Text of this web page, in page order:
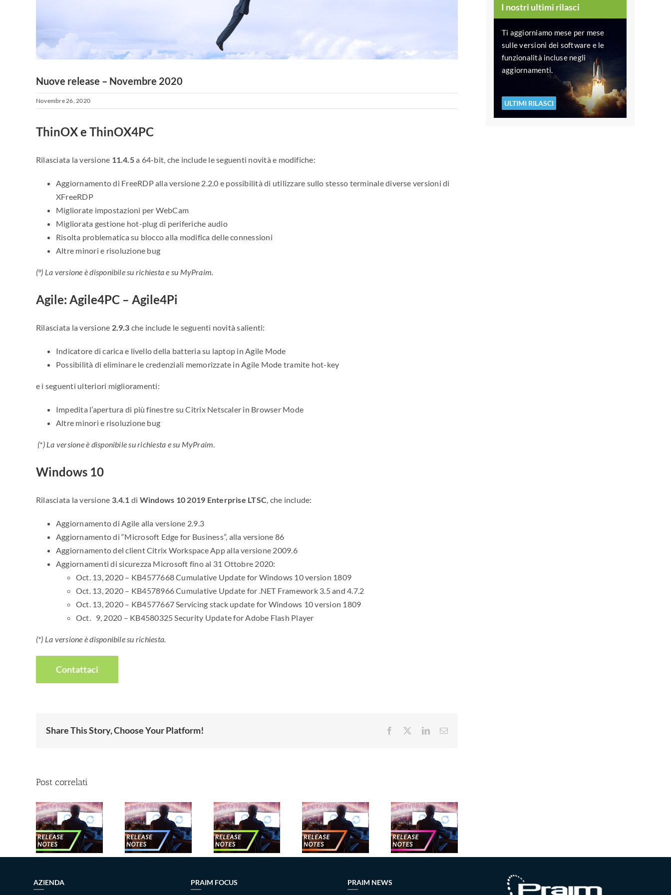
Nuove release – Novembre 2020
Novembre 26, 2020
ThinOX e ThinOX4PC
Rilasciata la versione 11.4.5a 64-bit, che include le seguenti novità e modifiche:
Aggiornamento di FreeRDP alla versione 2.2.0 e possibilità di utilizzare sullo stesso terminale diverse versioni di
XFreeRDP
Migliorate impostazioni per WebCam
Migliorata gestione hot-plug di periferiche audio
Risolta problematica su blocco alla modifica delle connessioni
Altre minori e risoluzione bug
(°) La versione è disponibile su richiesta e su MyPraim.
Agile: Agile4PC – Agile4Pi
Rilasciata la versione 2.9.3 che include le seguenti novità salienti:
Indicatore di carica e livello della batteria su laptop in Agile Mode
Possibilità di eliminare le credenziali memorizzate in Agile Mode tramite hot-key
e i seguenti ulteriori miglioramenti:
Impedita l’apertura di più finestre su Citrix Netscaler in Browser Mode
Altre minori e risoluzione bug
(*) La versione è disponibile su richiesta e su MyPraim.
Windows 10
Rilasciata la versione 3.4.1 di Windows 10 2019 Enterprise LTSC, che include:
Aggiornamento di Agile alla versione 2.9.3
Aggiornamento di “Microsoft Edge for Business”, alla versione 86
Aggiornamento del client Citrix Workspace App alla versione 2009.6
Aggiornamenti di sicurezza Microsoft fino al 31 Ottobre 2020:
Oct. 13, 2020 – KB4577668 Cumulative Update for Windows 10 version 1809
Oct. 13, 2020 – KB4578966 Cumulative Update for .NET Framework 3.5 and 4.7.2
Oct. 13, 2020 – KB4577667 Servicing stack update for Windows 10 version 1809
Oct. 9, 2020 – KB4580325 Security Update for Adobe Flash Player
(*) La versione è disponibile su richiesta.
Contattaci
Share This Story, Choose Your Platform! Facebook LinkedInEmail
Post correlati
Nuove
release –
Gennaio
2025
Nuove
release –
Novembre
2024
Nuove
release –
Ottobre
2024
Nuove
release –
Settembre
2024
Nuove
release –
Marzo 2025
2025
2024
I nostri ultimi rilasci
Ti aggiorniamo mese per mese
sulle versioni dei software e le
funzionalità incluse negli
aggiornamenti.
ULTIMI RILASCI
AZIENDA PRAIM FOCUS PRAIM NEWS